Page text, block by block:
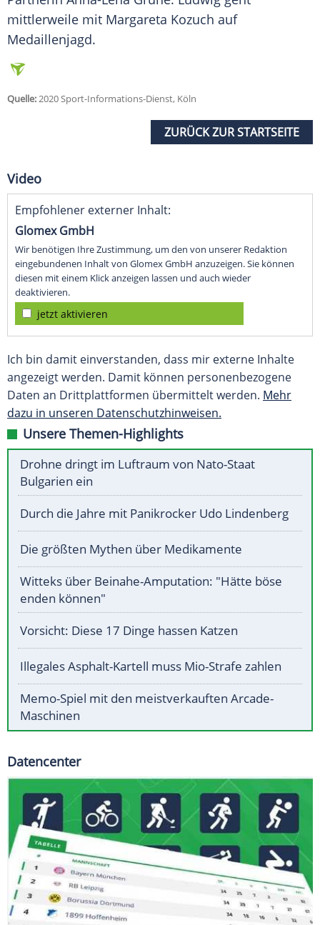
mittlerweile mit Margareta Kozuch auf
Medaillenjagd.
Quelle:2020 Sport-Informations-Dienst, Köln
ZURÜCK ZUR STARTSEITE
Video
Empfohlener externer Inhalt:
Glomex GmbH
Wir benötigen Ihre Zustimmung, um den von unserer Redaktion
eingebundenen Inhalt von Glomex GmbH anzuzeigen. Sie können
diesen mit einem Klick anzeigen lassen und auch wieder
deaktivieren.
jetzt aktivieren
Ich bin damit einverstanden, dass mir externe Inhalte
angezeigt werden. Damit können personenbezogene
Daten an Drittplattformen übermittelt werden. Mehr
dazu in unseren Datenschutzhinweisen.
Unsere Themen-Highlights
Drohne dringt im Luftraum von Nato-Staat
Bulgarien ein
Durch die Jahre mit Panikrocker Udo Lindenberg
Die größten Mythen über Medikamente
Witteks über Beinahe-Amputation: "Hätte böse
enden können"
Vorsicht: Diese 17 Dinge hassen Katzen
Illegales Asphalt-Kartell muss Mio-Strafe zahlen
Memo-Spiel mit den meistverkauften Arcade-
Maschinen
Datencenter